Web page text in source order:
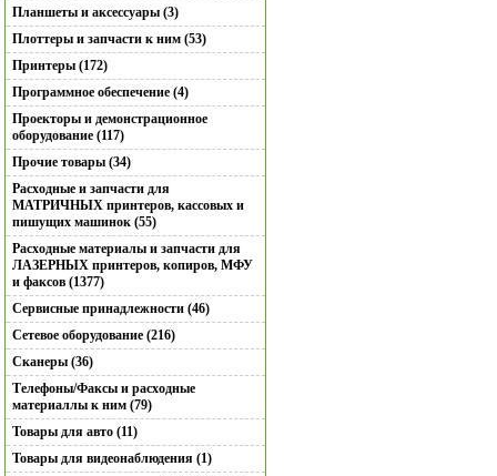
Планшеты и аксессуары (3)
Плоттеры и запчасти к ним (53)
Принтеры (172)
Программное обеспечение (4)
Проекторы и демонстрационное
оборудование (117)
Прочие товары (34)
Расходные и запчасти для
МАТРИЧНЫХ принтеров, кассовых и
пишущих машинок (55)
Расходные материалы и запчасти для
ЛАЗЕРНЫХ принтеров, копиров, МФУ
и факсов (1377)
Сервисные принадлежности (46)
Сетевое оборудование (216)
Сканеры (36)
Телефоны/Факсы и расходные
материаллы к ним (79)
Товары для авто (11)
Товары для видеонаблюдения (1)